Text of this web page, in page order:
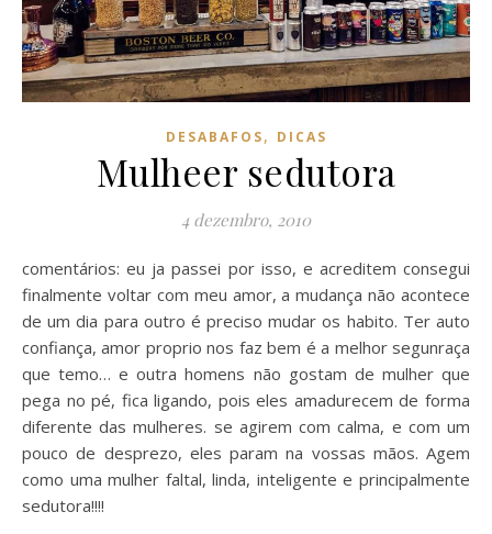
DESABAFOS, DICAS
Mulheer sedutora
4 dezembro, 2010
comentários: eu ja passei por isso, e acreditem consegui
finalmente voltar com meu amor, a mudança não acontece
de um dia para outro é preciso mudar os habito. Ter auto
confiança, amor proprio nos faz bem é a melhor segunraça
que temo… e outra homens não gostam de mulher que
pega no pé, fica ligando, pois eles amadurecem de forma
diferente das mulheres. se agirem com calma, e com um
pouco de desprezo, eles param na vossas mãos. Agem
como uma mulher faltal, linda, inteligente e principalmente
sedutora!!!!